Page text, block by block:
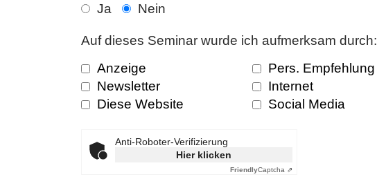
Ja
Nein
Auf dieses Seminar wurde ich aufmerksam durch:
Anzeige
Pers. Empfehlung
Newsletter
Internet
Diese Website
Social Media
Anti-Roboter-Verifizierung
Hier klicken
FriendlyCaptcha ⇗